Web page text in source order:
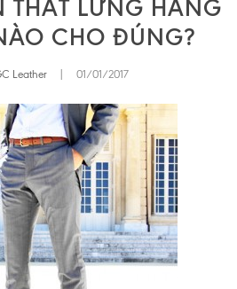
THẮT LƯNG HÀNG
CHO ĐÚNG?
Leather 01/01/2017